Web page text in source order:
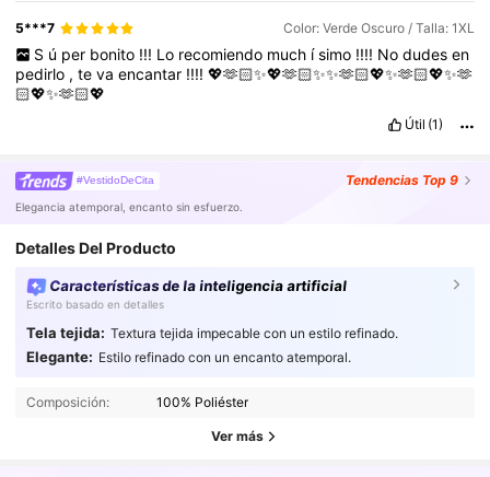
5***7 Color: Verde Oscuro / Talla: 1XL
S ú per bonito !!! Lo recomiendo much ísimo !!!! No dudes en
pedirlo ,tevaencantar !!!!💖🫶🏻✨💖🫶🏻✨✨🫶🏻💖✨🫶🏻💖✨🫶
🏻💖✨🫶🏻💖
Útil (1)
#VestidoDeCita Tendencias Top 9
Elegancia atemporal, encanto sin esfuerzo.
Detalles Del Producto
Características de la inteligencia artificial
Escrito basado en detalles
Tela tejida: Textura tejida impecable con un estilo refinado.
Elegante: Estilo refinado con un encanto atemporal.
Composición: 100% Poliéster
Ver más
4,80 89K Seguidores
89K Seguidores